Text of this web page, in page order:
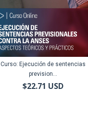
Curso: Ejecución de sentencias
prevision...
$22.71 USD